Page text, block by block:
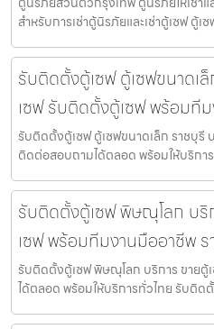
สำหรับการเช่าตู้นิรภัยและเช่าตู้เซฟ ตู้เ
รับติดตั้งตู้เซฟ ตู้เซฟขนาดเ
เซฟ รับติดตั้งตู้เซฟ พร้อมที
รับติดตั้งตู้เซฟ ตู้เซฟขนาดเล็ก ราชบุรี
ติดต่อสอบถามได้ตลอด พร้อมให้บริกา
รับติดตั้งตู้เซฟ พิษณุโลก บริ
เซฟ พร้อมทีมงานมืออาชีพ ร
รับติดตั้งตู้เซฟ พิษณุโลก บริการ ขาย
ได้ตลอด พร้อมให้บริการทั่วไทย รับติด